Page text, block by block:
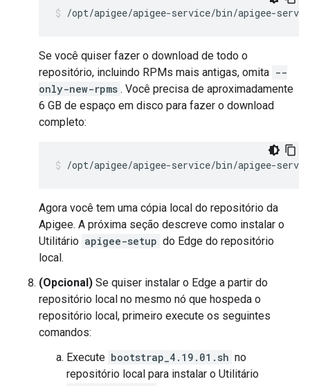
/opt/apigee/apigee-service/bin/apigee-
Se você quiser fazer o download de todo o
repositório, incluindo RPMs mais antigas, omita --
only-new-rpms . Você precisa de aproximadamente
6 GB de espaço em disco para fazer o download
completo:
/opt/apigee/apigee-service/bin/apigee-
Agora você tem uma cópia local do repositório da
Apigee. A próxima seção descreve como instalar o
Utilitário apigee-setup do Edge do repositório
local.
(Opcional) Se quiser instalar o Edge a partir do
repositório local no mesmo nó que hospeda o
repositório local, primeiro execute os seguintes
comandos:
Execute bootstrap_4.19.01.sh no
repositório local para instalar o Utilitário